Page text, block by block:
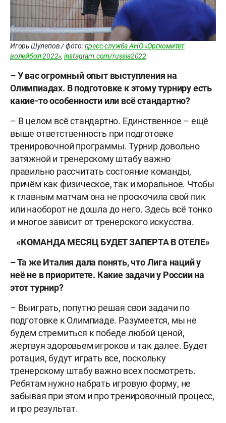
Игорь Шулепов / фото:пресс-служба АНО «Оргкомитет
волейбол 2022», instagram.com/russia2022
– У вас огромный опыт выступления на
Олимпиадах. В подготовке к этому турниру есть
какие-то особенности или всё стандартно?
– В целом всё стандартно. Единственное – ещё
выше ответственность при подготовке
тренировочной программы. Турнир довольно
затяжной и тренерскому штабу важно
правильно рассчитать состояние команды,
причём как физическое, так и моральное. Чтобы
к главным матчам она не проскочила свой пик
или наоборот не дошла до него. Здесь всё тонко
и многое зависит от тренерского искусства.
«КОМАНДА МЕСЯЦ БУДЕТ ЗАПЕРТА В ОТЕЛЕ»
– Та же Италия дала понять, что Лига наций у
неё не в приоритете. Какие задачи у России на
этот турнир?
– Выиграть, попутно решая свои задачи по
подготовке к Олимпиаде. Разумеется, мы не
будем стремиться к победе любой ценой,
жертвуя здоровьем игроков и так далее. Будет
ротация, будут играть все, поскольку
тренерскому штабу важно всех посмотреть.
Ребятам нужно набрать игровую форму, не
забывая при этом и про тренировочный процесс,
и про результат.